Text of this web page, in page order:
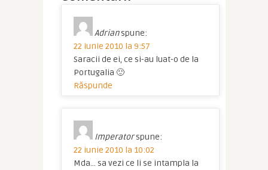
Adrian spune:
22 iunie 2010 la 9:57
Saracii de ei, ce si-au luat-o de la
Portugalia 🙂
Răspunde
Imperator spune:
22 iunie 2010 la 10:02
Mda… sa vezi ce li se intampla la